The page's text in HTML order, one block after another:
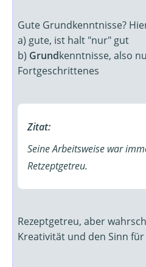
Gute Grundkenntnisse?
a) gute, ist halt "nur" gut
b) Grundkenntnisse, also
Fortgeschrittenes
Zitat:
Seine Arbeitsweise war
Retzeptgetreu.
Rezeptgetreu, aber
Kreativität und den Sinn für